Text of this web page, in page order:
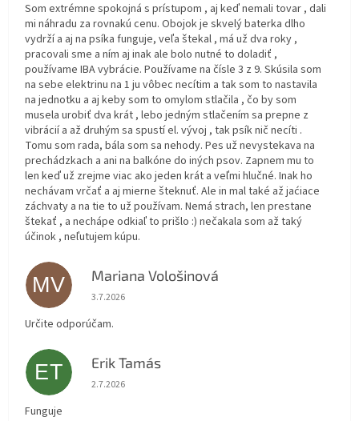
Som extrémne spokojná s prístupom , aj keď nemali tovar , dali
mi náhradu za rovnakú cenu. Obojok je skvelý baterka dlho
vydrží a aj na psíka funguje, veľa štekal , má už dva roky ,
pracovali sme a ním aj inak ale bolo nutné to doladiť ,
používame IBA vybrácie. Používame na čísle 3 z 9. Skúsila som
na sebe elektrinu na 1 ju vôbec necítim a tak som to nastavila
na jednotku a aj keby som to omylom stlačila , čo by som
musela urobiť dva krát , lebo jedným stlačením sa prepne z
vibrácií a až druhým sa spustí el. vývoj , tak psík nič necíti .
Tomu som rada, bála som sa nehody. Pes už nevystekava na
prechádzkach a ani na balkóne do iných psov. Zapnem mu to
len keď už zrejme viac ako jeden krát a veľmi hlučné. Inak ho
nechávam vrčať a aj mierne šteknuť. Ale in mal také až jaćiace
záchvaty a na tie to už používam. Nemá strach, len prestane
štekať , a nechápe odkiaľ to prišlo :) nečakala som až taký
účinok , neľutujem kúpu.
MV Mariana Vološinová
Hodnotenie obchodu je 5 z 5 hviezdičiek.
3.7.2026
Určite odporúčam.
ET Erik Tamás
Hodnotenie obchodu je 5 z 5 hviezdičiek.
2.7.2026
Funguje